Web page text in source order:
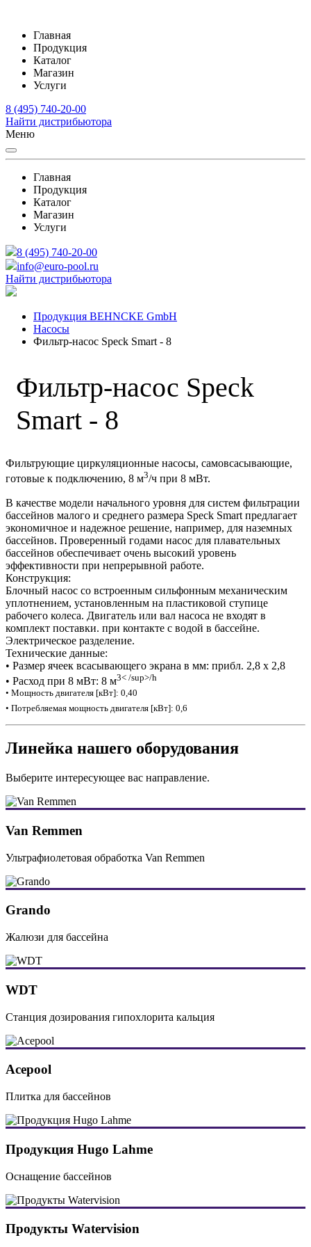
Главная
Продукция
Каталог
Магазин
Услуги
8 (495) 740-20-00
Найти дистрибьютора
Меню
Главная
Продукция
Каталог
Магазин
Услуги
8 (495) 740-20-00
info@euro-pool.ru
Найти дистрибьютора
Продукция BEHNCKE GmbH
Насосы
Фильтр-насос Speck Smart - 8
Фильтр-насос Speck
Smart - 8
Фильтрующие циркуляционные насосы, самовсасывающие,
готовые к подключению, 8 м3/ч при 8 мВт.
В качестве модели начального уровня для систем фильтрации
бассейнов малого и среднего размера Speck Smart предлагает
экономичное и надежное решение, например, для наземных
бассейнов. Проверенный годами насос для плавательных
бассейнов обеспечивает очень высокий уровень
эффективности при непрерывной работе.
Конструкция:
Блочный насос со встроенным сильфонным механическим
уплотнением, установленным на пластиковой ступице
рабочего колеса. Двигатель или вал насоса не входят в
комплект поставки. при контакте с водой в бассейне.
Электрическое разделение.
Технические данные:
• Размер ячеек всасывающего экрана в мм: прибл. 2,8 x 2,8
• Расход при 8 мВт: 8 м3< /sup>/h
• Мощность двигателя [кВт]: 0,40
• Потребляемая мощность двигателя [кВт]: 0,6
Линейка нашего оборудования
Выберите интересующее вас направление.
Van Remmen
Ультрафиолетовая обработка Van Remmen
Grando
Жалюзи для бассейна
WDT
Станция дозирования гипохлорита кальция
Acepool
Плитка для бассейнов
Продукция Hugo Lahme
Оснащение бассейнов
Продукты Watervision